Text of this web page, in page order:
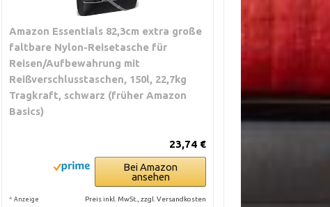
Amazon Essentials 82,3cm extra große
faltbare Nylon-Reisetasche für
Reisen/Aufbewahrung mit
Reißverschlusstaschen, 150l, 22,7kg
Tragkraft, schwarz (früher Amazon
Basics)
23,74 €
Bei Amazon
ansehen
* Anzeige Preis inkl. MwSt., zzgl. Versandkosten